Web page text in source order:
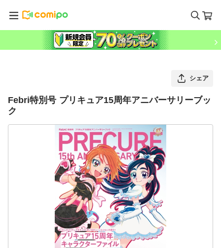
シェア
Febri特別号 プリキュア15周年アニバーサリーブッ
ク